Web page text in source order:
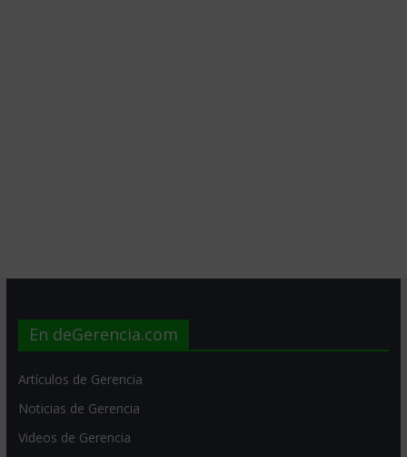
En deGerencia.com
Artículos de Gerencia
Noticias de Gerencia
Videos de Gerencia